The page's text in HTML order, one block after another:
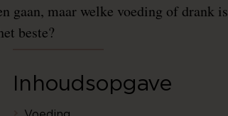
gaan, maar welke voeding of drank is
beste?
Inhoudsopgave